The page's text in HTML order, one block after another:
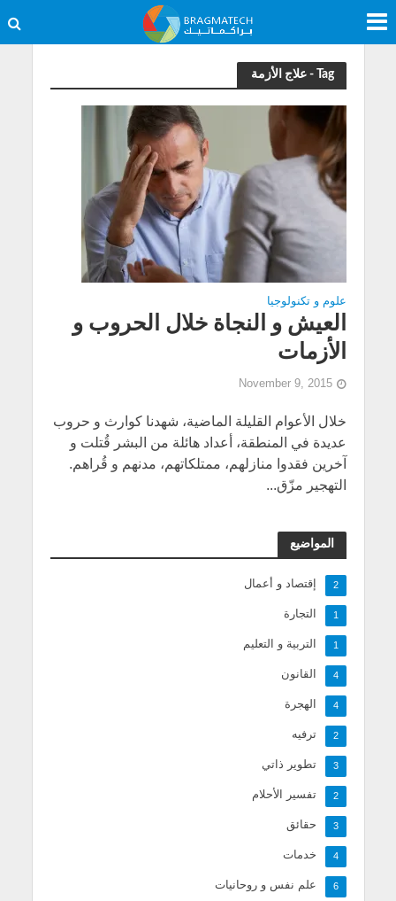
Tag - علاج الأزمة
علوم و تكنولوجيا
العيش و النجاة خلال الحروب و
الأزمات
November 9, 2015
خلال الأعوام القليلة الماضية، شهدنا كوارث و حروب
عديدة في المنطقة، أعداد هائلة من البشر قُتلت و
آخرين فقدوا منازلهم، ممتلكاتهم، مدنهم و قُراهم.
التهجير مزّق...
المواضيع
إقتصاد و أعمال 2
التجارة 1
التربية و التعليم 1
القانون 4
الهجرة 4
ترفيه 2
تطوير ذاتي 3
تفسير الأحلام 2
حقائق 3
خدمات 4
علم نفس و روحانيات 6